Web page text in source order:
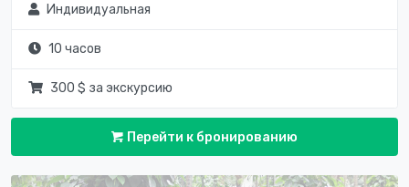
Индивидуальная
10 часов
300 $ за экскурсию
Перейти к бронированию